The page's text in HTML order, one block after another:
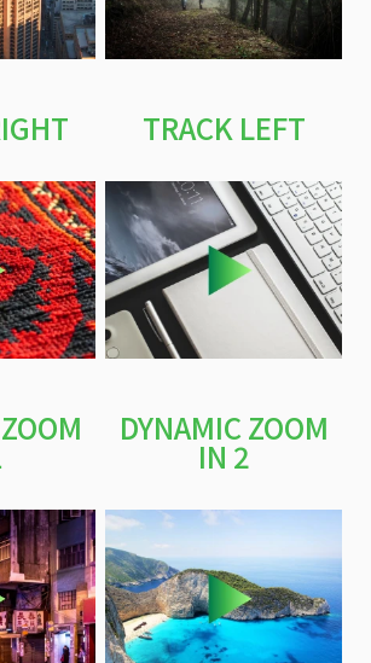
TRACK LEFT
DYNAMIC ZOOM
IN 2